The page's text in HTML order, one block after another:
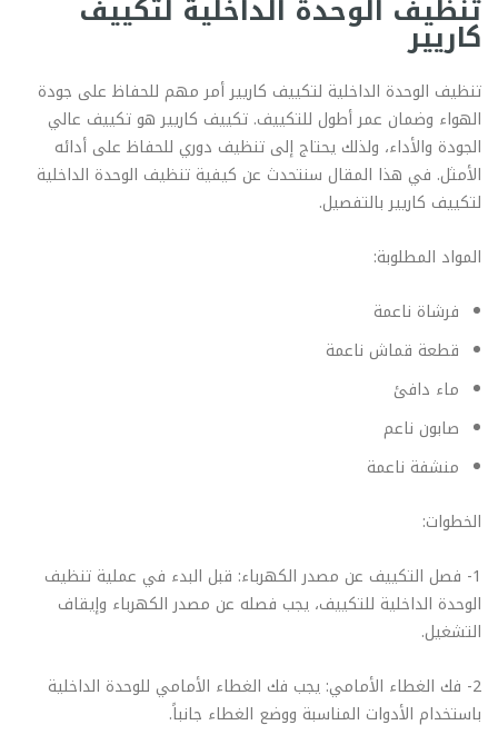
تنظيف الوحدة الداخلية لتكييف
كاريير
تنظيف الوحدة الداخلية لتكييف كاريير أمر مهم للحفاظ على جودة
الهواء وضمان عمر أطول للتكييف. تكييف كاريير هو تكييف عالي
الجودة والأداء، ولذلك يحتاج إلى تنظيف دوري للحفاظ على أدائه
الأمثل. في هذا المقال سنتحدث عن كيفية تنظيف الوحدة الداخلية
لتكييف كاريير بالتفصيل.
المواد المطلوبة:
فرشاة ناعمة
قطعة قماش ناعمة
ماء دافئ
صابون ناعم
منشفة ناعمة
الخطوات:
1- فصل التكييف عن مصدر الكهرباء: قبل البدء في عملية تنظيف
الوحدة الداخلية للتكييف، يجب فصله عن مصدر الكهرباء وإيقاف
التشغيل.
2- فك الغطاء الأمامي: يجب فك الغطاء الأمامي للوحدة الداخلية
باستخدام الأدوات المناسبة ووضع الغطاء جانباً.